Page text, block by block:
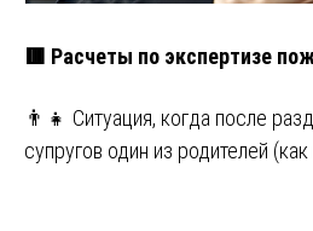
🟥 Расчеты по экспертизе
👨‍👧 Ситуация, когда после
супругов один из родителей